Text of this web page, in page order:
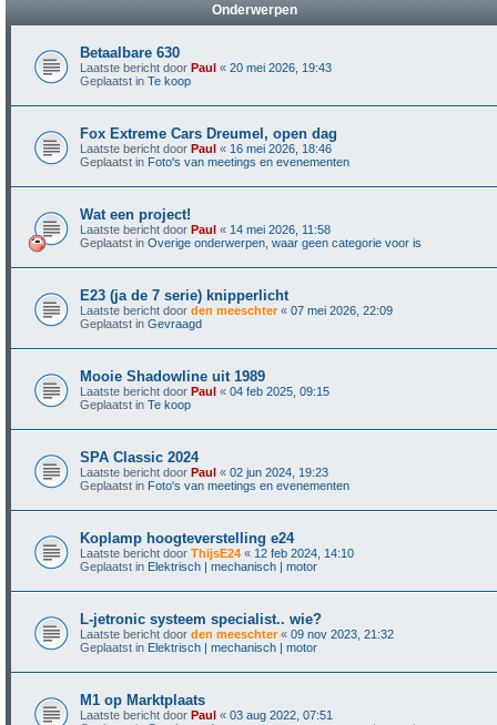
Onderwerpen
Betaalbare 630
Laatste bericht door Paul « 20 mei 2026, 19:43
Geplaatst in Te koop
Fox Extreme Cars Dreumel, open dag
Laatste bericht door Paul « 16 mei 2026, 18:46
Geplaatst in Foto's van meetings en evenementen
Wat een project!
Laatste bericht door Paul « 14 mei 2026, 11:58
Geplaatst in Overige onderwerpen, waar geen categorie voor is
E23 (ja de 7 serie) knipperlicht
Laatste bericht door den meeschter« 07 mei 2026, 22:09
Geplaatst in Gevraagd
Mooie Shadowline uit 1989
Laatste bericht door Paul « 04 feb 2025, 09:15
Geplaatst in Te koop
SPA Classic 2024
Laatste bericht door Paul « 02 jun 2024, 19:23
Geplaatst in Foto's van meetings en evenementen
Koplamp hoogteverstelling e24
Laatste bericht door ThijsE24 « 12 feb 2024, 14:10
Geplaatst in Elektrisch | mechanisch | motor
L-jetronic systeem specialist.. wie?
Laatste bericht door den meeschter« 09 nov 2023, 21:32
Geplaatst in Elektrisch | mechanisch | motor
M1 op Marktplaats
Laatste bericht door Paul « 03 aug 2022, 07:51